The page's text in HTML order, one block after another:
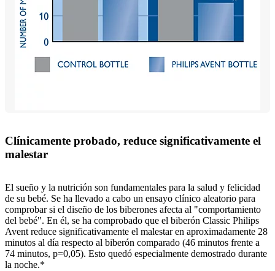
Clínicamente probado, reduce significativamente el
malestar
El sueño y la nutrición son fundamentales para la salud y felicidad
de su bebé. Se ha llevado a cabo un ensayo clínico aleatorio para
comprobar si el diseño de los biberones afecta al "comportamiento
del bebé". En él, se ha comprobado que el biberón Classic Philips
Avent reduce significativamente el malestar en aproximadamente 28
minutos al día respecto al biberón comparado (46 minutos frente a
74 minutos, p=0,05). Esto quedó especialmente demostrado durante
la noche.*